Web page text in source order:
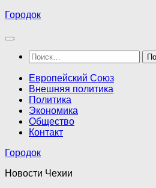
Перейти
содержимому
Городок
Найти:
Европейский Союз
Внешняя политика
Политика
Экономика
Общество
Контакт
Городок
Новости Чехии